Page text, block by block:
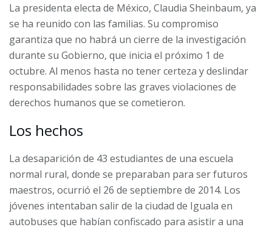
La presidenta electa de México, Claudia Sheinbaum, ya
se ha reunido con las familias. Su compromiso
garantiza que no habrá un cierre de la investigación
durante su Gobierno, que inicia el próximo 1 de
octubre. Al menos hasta no tener certeza y deslindar
responsabilidades sobre las graves violaciones de
derechos humanos que se cometieron.
Los hechos
La desaparición de 43 estudiantes de una escuela
normal rural, donde se preparaban para ser futuros
maestros, ocurrió el 26 de septiembre de 2014. Los
jóvenes intentaban salir de la ciudad de Iguala en
autobuses que habían confiscado para asistir a una